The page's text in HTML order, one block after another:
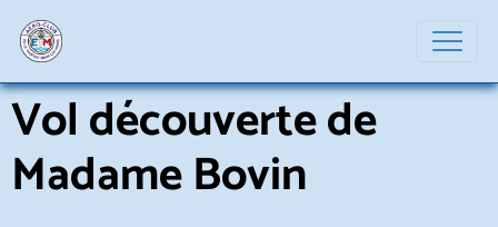
Vol découverte de
Madame Bovin